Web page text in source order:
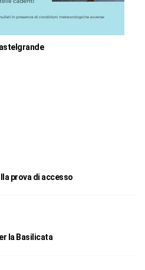
prova di accesso
la Basilicata